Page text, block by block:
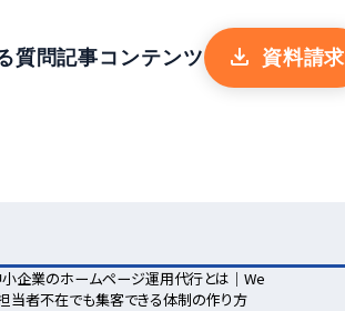
質問記事コンテンツ 資料請求
企業のホームページ運用代行とは｜We
当者不在でも集客できる体制の作り方